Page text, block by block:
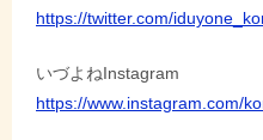
https://twitter.com/
いづよねInstagram
https://www.instagram.com/